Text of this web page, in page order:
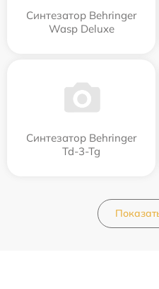
Синтезатор Behringer
Wasp Deluxe
Синтезатор Behringer
Td-3-Tg